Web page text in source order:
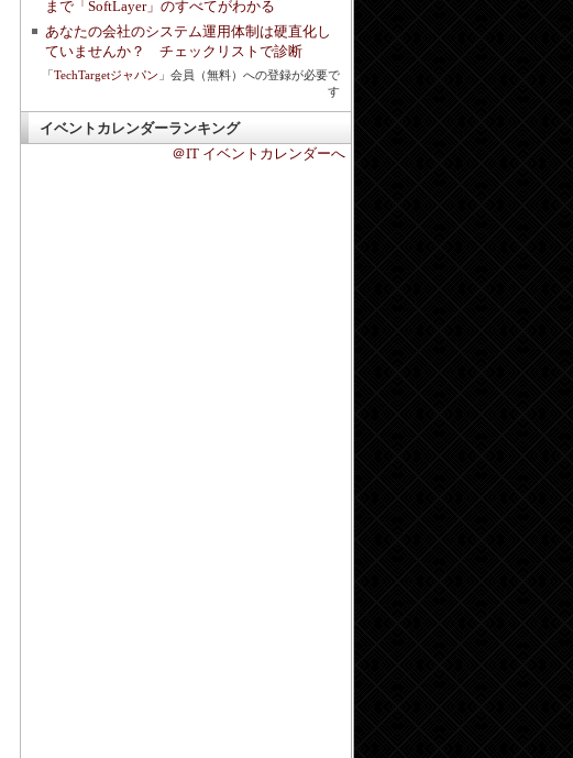
まで「SoftLayer」のすべてがわかる
あなたの会社のシステム運用体制は硬直化し
ていませんか？ チェックリストで診断
「TechTargetジャパン 」会員（無料）への登録が必要で
す
イベントカレンダーランキング
＠IT イベントカレンダーへ